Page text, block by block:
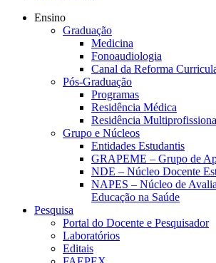
Ensino
Graduação
Medicina
Fonoaudiologia
Canal da Reforma
Pós-Graduação
Programas
Residência Médica
Residência
Grupo e Núcleos
Entidades Estudantis
GRAPEME – Grupo de
NDE – Núcleo Docente
NAPES – Núcleo de
Educação na Saúde
Pesquisa
Portal do Docente e Pesquisador
Laboratórios
Editais